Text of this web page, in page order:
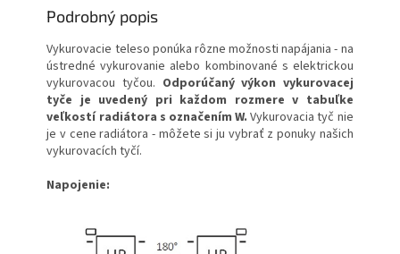
Podrobný popis
Vykurovacie teleso ponúka rôzne možnosti napájania - na
ústredné vykurovanie alebo kombinované s elektrickou
vykurovacou tyčou. Odporúčaný výkon vykurovacej
tyče je uvedený pri každom rozmere v tabuľke
veľkostí radiátora s označením W. Vykurovacia tyč nie
je v cene radiátora - môžete si ju vybrať z ponuky našich
vykurovacích tyčí.
Napojenie: